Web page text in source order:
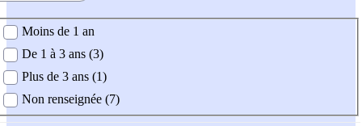
demandée
Moins de 1 an
De 1 à 3 ans (3)
Plus de 3 ans (1)
Non renseignée (7)